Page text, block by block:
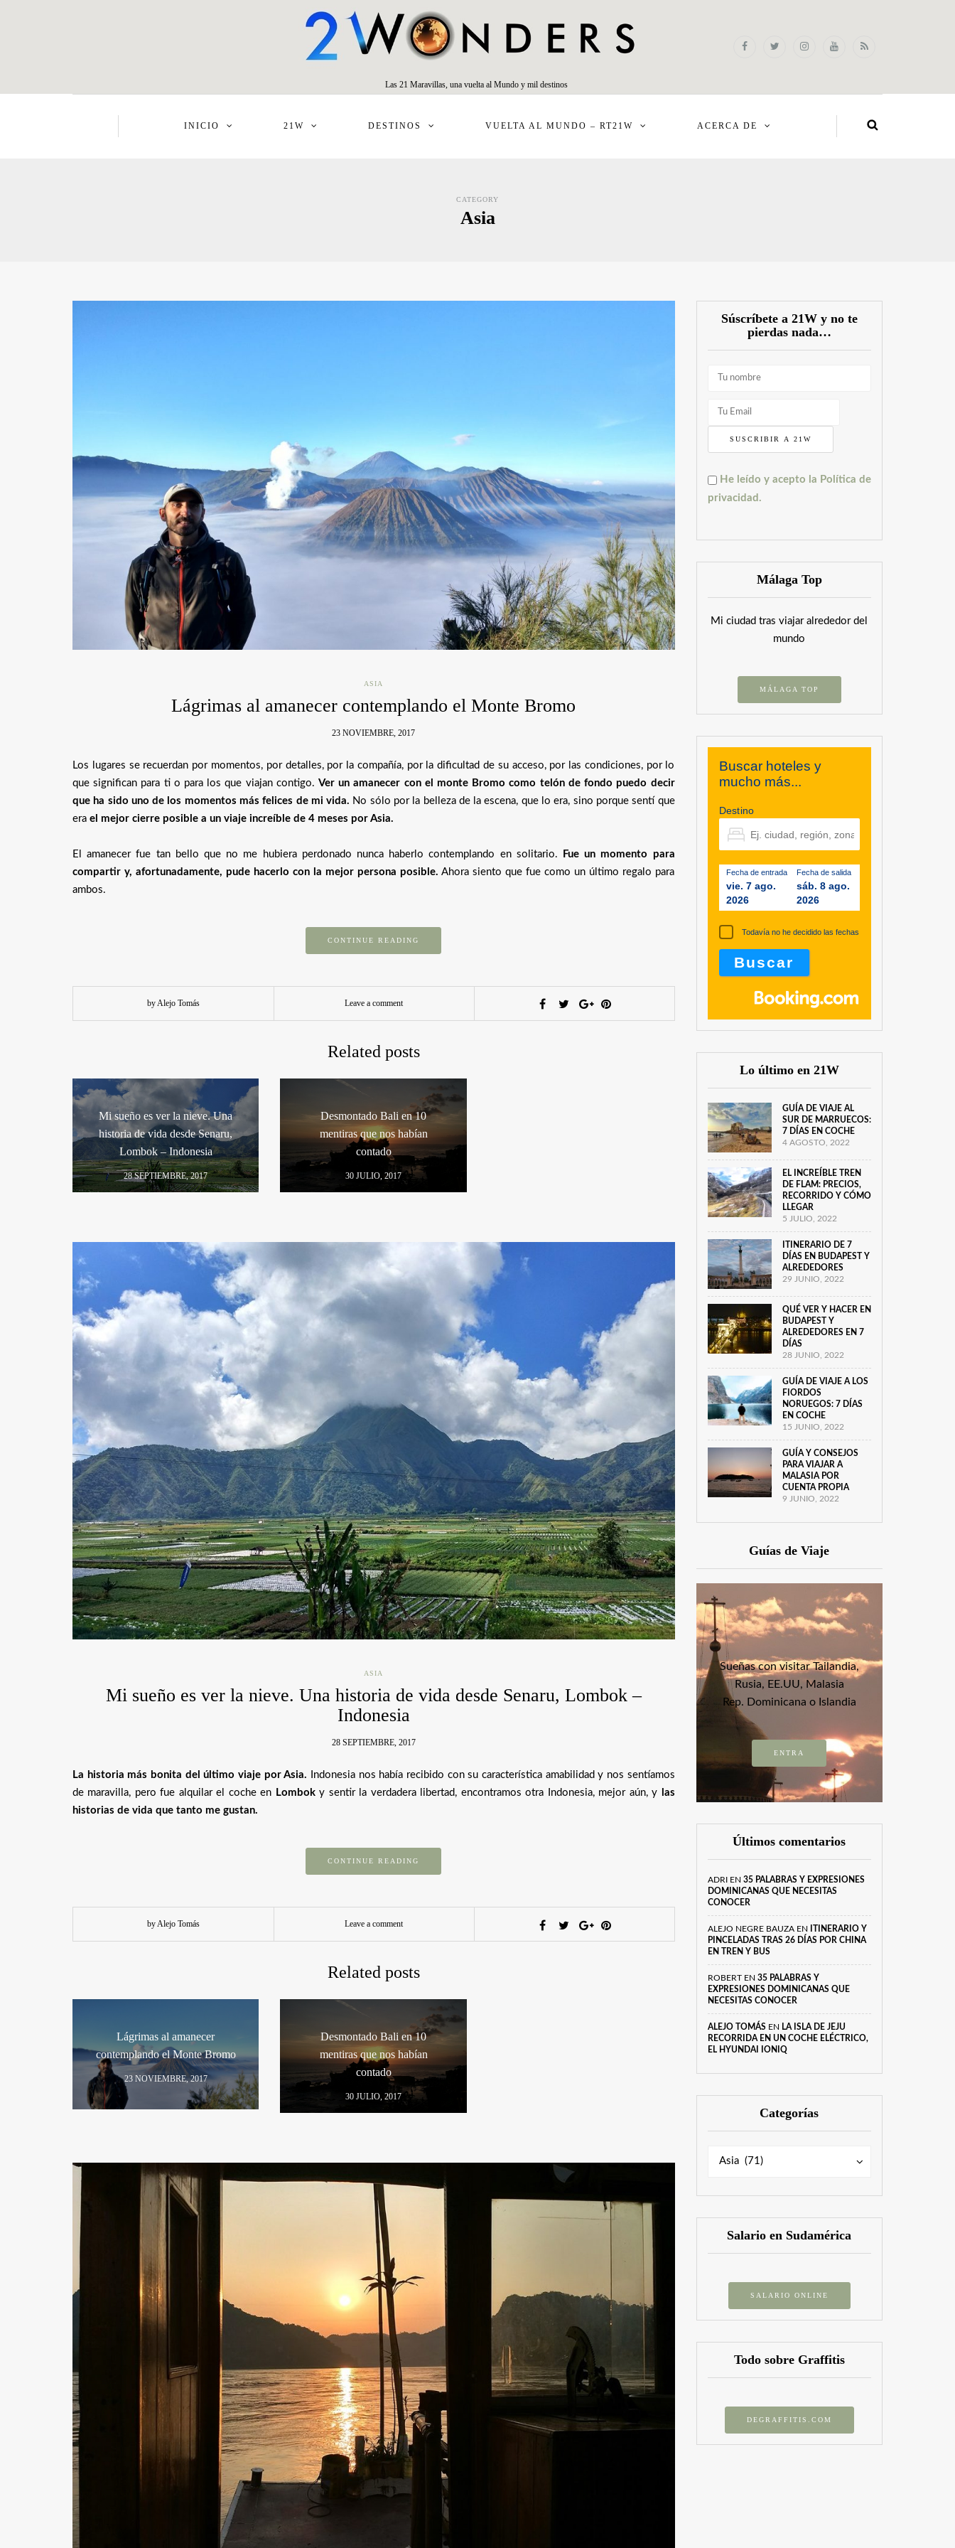
Las 21 Maravillas, una vuelta al Mundo y mil destinos
INICIO 21W DESTINOS VUELTA AL MUNDO – RT21W ACERCA DE
CATEGORY
Asia
ASIA
Lágrimas al amanecer contemplando el Monte Bromo
23 NOVIEMBRE, 2017
Los lugares se recuerdan por momentos, por detalles, por la compañía, por la dificultad de su acceso, por las condiciones, por lo
que significan para ti o para los que viajan contigo.Ver un amanecer con el monte Bromo como telón de fondo puedo decir
que ha sido uno de los momentos más felices de mi vida. No sólo por la belleza de la escena, que lo era, sino porque sentí que
era el mejor cierre posible a un viaje increíble de 4 meses por Asia.
El amanecer fue tan bello que no me hubiera perdonado nunca haberlo contemplando en solitario.
Fue un momento para
compartir y, afortunadamente, pude hacerlo con la mejor persona posible. Ahora siento que fue como un último regalo para
ambos.
CONTINUE READING
by Alejo Tomás Leave a comment
Related posts
Mi sueño es ver la nieve. Una
historia de vida desde Senaru,
Lombok – Indonesia
28 SEPTIEMBRE, 2017
Desmontado Bali en 10
mentiras que nos habían
contado
30 JULIO, 2017
ASIA
Mi sueño es ver la nieve. Una historia de vida desde Senaru, Lombok –
Indonesia
28 SEPTIEMBRE, 2017
La historia más bonita del último viaje por Asia. Indonesia nos había recibido con su característica amabilidad y nos sentíamos
de maravilla, pero fue alquilar el coche en Lomboky sentir la verdadera libertad, encontramos otra Indonesia, mejor aún, y
las
historias de vida que tanto me gustan.
CONTINUE READING
by Alejo Tomás Leave a comment
Related posts
Lágrimas al amanecer
contemplando el Monte Bromo
23 NOVIEMBRE, 2017
Desmontado Bali en 10
mentiras que nos habían
contado
30 JULIO, 2017
Súscríbete a 21W y no te
pierdas nada…
He leído y acepto la Política de
privacidad.
Málaga Top
Mi ciudad tras viajar alrededor del
mundo
MÁLAGA TOP
Buscar hoteles y
mucho más...
Destino
Fecha de entrada
vie. 7 ago.
2026
Fecha de salida
sáb. 8 ago.
2026
Todavía no he decidido las fechas
Lo último en 21W
GUÍA DE VIAJE AL
SUR DE MARRUECOS:
7 DÍAS EN COCHE
4 AGOSTO, 2022
EL INCREÍBLE TREN
DE FLAM: PRECIOS,
RECORRIDO Y CÓMO
LLEGAR
5 JULIO, 2022
ITINERARIO DE 7
DÍAS EN BUDAPEST Y
ALREDEDORES
29 JUNIO, 2022
QUÉ VER Y HACER EN
BUDAPEST Y
ALREDEDORES EN 7
DÍAS
28 JUNIO, 2022
GUÍA DE VIAJE A LOS
FIORDOS
NORUEGOS: 7 DÍAS
EN COCHE
15 JUNIO, 2022
GUÍA Y CONSEJOS
PARA VIAJAR A
MALASIA POR
CUENTA PROPIA
9 JUNIO, 2022
Guías de Viaje
Sueñas con visitar Tailandia,
Rusia, EE.UU, Malasia
Rep. Dominicana o Islandia
ENTRA
Últimos comentarios
ADRIEN 35 PALABRAS Y EXPRESIONES
DOMINICANAS QUE NECESITAS
CONOCER
ALEJO NEGRE BAUZAEN
ITINERARIO Y
PINCELADAS TRAS 26 DÍAS POR CHINA
EN TREN Y BUS
ROBERTEN 35 PALABRAS Y
EXPRESIONES DOMINICANAS QUE
NECESITAS CONOCER
ALEJO TOMÁS EN LA ISLA DE JEJU
RECORRIDA EN UN COCHE ELÉCTRICO,
EL HYUNDAI IONIQ
Categorías
Categorías
Asia (71)
Categorías
Salario en Sudamérica
SALARIO ONLINE
Todo sobre Graffitis
DEGRAFFITIS.COM